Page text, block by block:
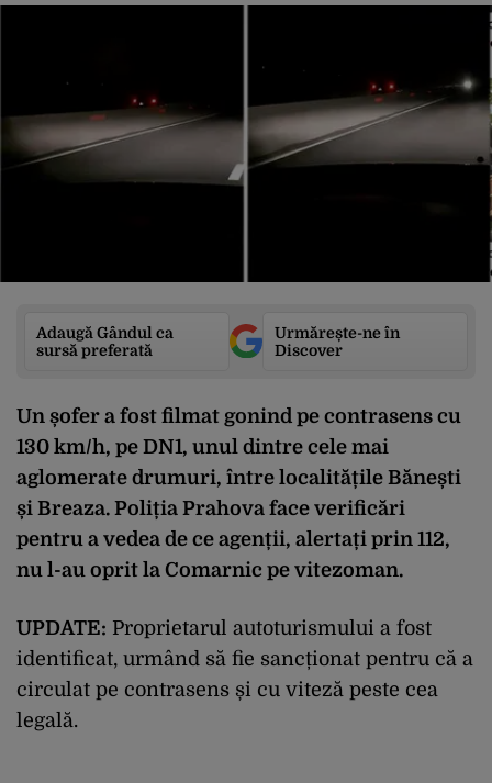
Adaugă Gândul ca
sursă preferată
Urmărește-ne în
Discover
Un șofer a fost filmat gonind pe contrasens cu
130 km/h, pe DN1, unul dintre cele mai
aglomerate drumuri, între localitățile Bănești
și Breaza. Poliția Prahova face verificări
pentru a vedea de ce agenții, alertați prin 112,
nu l-au oprit la Comarnic pe vitezoman.
UPDATE: Proprietarul autoturismului a fost
identificat, urmând să fie sancționat pentru că a
circulat pe contrasens și cu viteză peste cea
legală.